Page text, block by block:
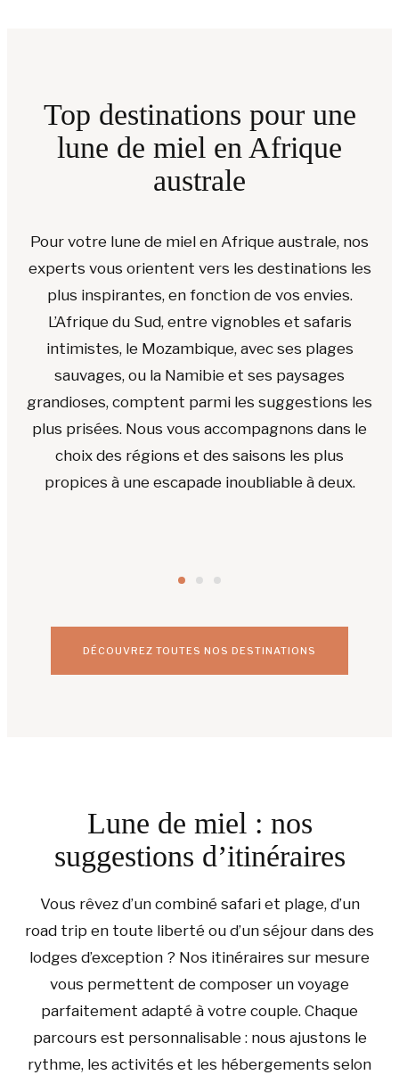
Top destinations pour une
lune de miel en Afrique
australe
Pour votre lune de miel en Afrique australe, nos
experts vous orientent vers les destinations les
plus inspirantes, en fonction de vos envies.
L’Afrique du Sud, entre vignobles et safaris
intimistes, le Mozambique, avec ses plages
sauvages, ou la Namibie et ses paysages
grandioses, comptent parmi les suggestions les
plus prisées. Nous vous accompagnons dans le
choix des régions et des saisons les plus
propices à une escapade inoubliable à deux.
AFRIQUE DU
Big Five
& Routes
BOTSWANA
Safaris
d’exception
& lodges
DÉCOUVREZ TOUTES NOS DESTINATIONS
Lune de miel : nos
suggestions d’itinéraires
Vous rêvez d’un combiné safari et plage, d’un
road trip en toute liberté ou d’un séjour dans des
lodges d’exception ? Nos itinéraires sur mesure
vous permettent de composer un voyage
parfaitement adapté à votre couple. Chaque
parcours est personnalisable : nous ajustons le
rythme, les activités et les hébergements selon